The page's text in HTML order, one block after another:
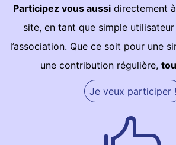
Participez vous aussi directement
site, en tant que simple
l’association. Que ce soit pour une
une contribution régulière,
Je veux participer !